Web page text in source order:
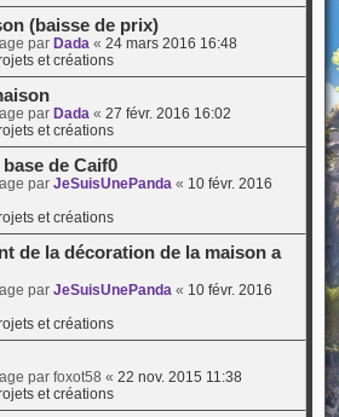
(baisse de prix)
par Dada « 24 mars 2016 16:48
et créations
par Dada « 27 févr. 2016 16:02
et créations
de Caif0
par JeSuisUnePanda « 10 févr. 2016
et créations
de la décoration de la maison a
par JeSuisUnePanda « 10 févr. 2016
et créations
par foxot58 « 22 nov. 2015 11:38
et créations